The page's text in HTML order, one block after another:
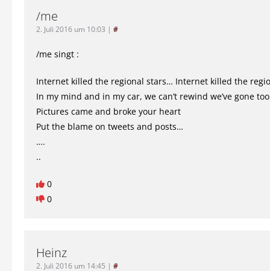
/me
2. Juli 2016 um 10:03 | #
/me singt :
Internet killed the regional stars… Internet killed the
In my mind and in my car, we can’t rewind we’ve gone
Pictures came and broke your heart
Put the blame on tweets and posts…
….
..
0
0
Heinz
2. Juli 2016 um 14:45 | #